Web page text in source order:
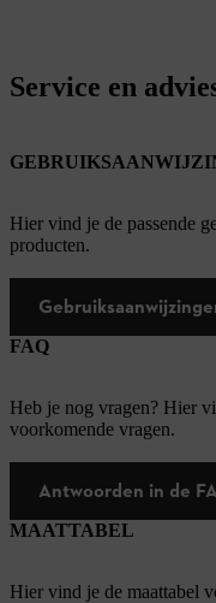
Service en
Hier vind je de passende
producten.
FAQ
Heb je nog vragen? Hier
voorkomende vragen.
Antwoorden in de
MAATTABEL
Hier vind je de maattabel